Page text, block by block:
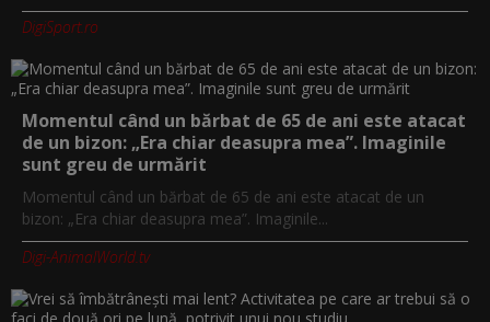
DigiSport.ro
Momentul când un bărbat de 65 de ani este atacat
de un bizon: „Era chiar deasupra mea”. Imaginile
sunt greu de urmărit
Momentul când un bărbat de 65 de ani este atacat de un
bizon: „Era chiar deasupra mea”. Imaginile...
Digi-AnimalWorld.tv